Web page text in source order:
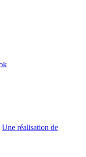
Une réalisation de